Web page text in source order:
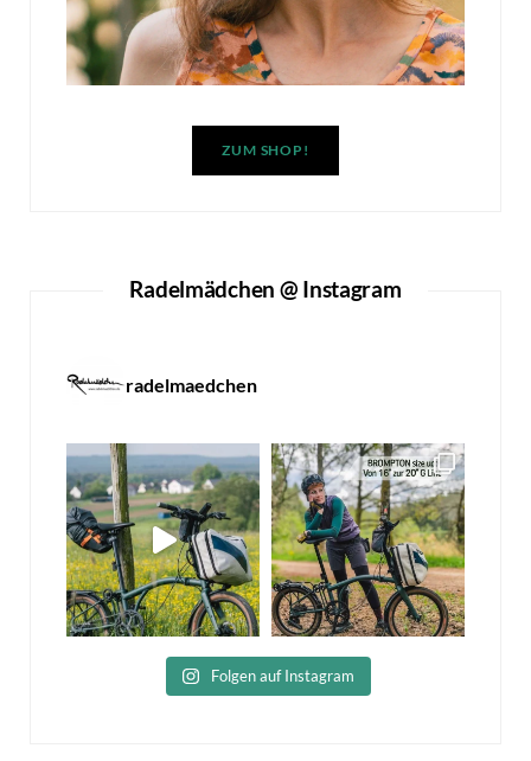
ZUM SHOP!
Radelmädchen @ Instagram
radelmaedchen
Folgen auf Instagram